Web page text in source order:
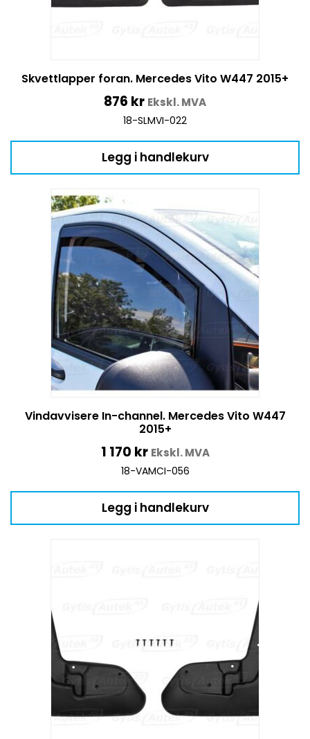
Skvettlapper foran. Mercedes Vito W447 2015+
876 kr Ekskl. MVA
18-SLMVI-022
Legg i handlekurv
Vindavvisere In-channel. Mercedes Vito W447
2015+
1 170 kr Ekskl. MVA
18-VAMCI-056
Legg i handlekurv